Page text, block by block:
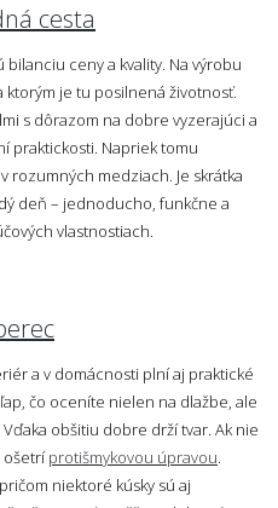
cesta
ceny a kvality. Na výrobu
je tu posilnená životnosť.
s dôrazom na dobre vyzerajúci a
praktickosti. Napriek tomu
rozumných medziach. Je skrátka
deň – jednoducho, funkčne a
vlastnostiach.
a v domácnosti plní aj praktické
čo oceníte nielen na dlažbe, ale
. Vďaka obšitiu dobre drží tvar. Ak nie
ošetríprotišmykovou úpravou
niektoré kúsky sú aj